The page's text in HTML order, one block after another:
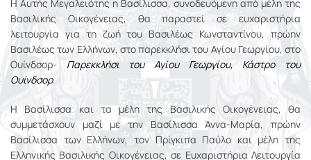
Η Αυτής Μεγαλειότης η Βασίλισσα, συνοδευόμενη από μέλη της
Βασιλικής Οικογένειας, θα παραστεί σε ευχαριστήρια
λειτουργία για τη ζωή του Βασιλέως Κωνσταντίνου, πρώην
Βασιλέως των Ελλήνων, στο παρεκκλήσι του Αγίου Γεωργίου, στο
Ουίνδσορ- Παρεκκλήσι του Αγίου Γεωργίου, Κάστρο του
Ουίνδσορ.
Η Βασίλισσα και τα μέλη της Βασιλικής Οικογένειας, θα
συμμετάσχουν μαζί με την Βασίλισσα Άννα-Μαρία, πρώην
Βασίλισσα των Ελλήνων, τον Πρίγκιπα Παύλο και μέλη της
Ελληνικής Βασιλικής Οικογένειας, σε Ευχαριστήρια Λειτουργία